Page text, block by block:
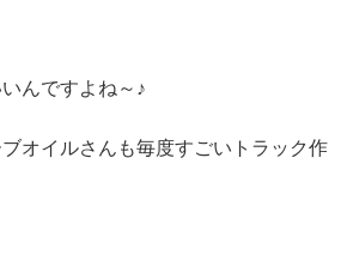
んですよね～♪
オイルさんも毎度すごいトラック作